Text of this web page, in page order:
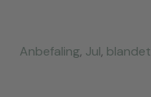
Anbefaling, Jul, blandet